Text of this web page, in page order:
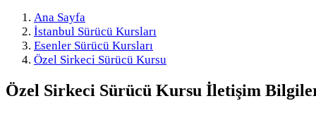
Ana Sayfa
İstanbul Sürücü Kursları
Esenler Sürücü Kursları
Özel Sirkeci Sürücü Kursu
Özel Sirkeci Sürücü Kursu İletişim